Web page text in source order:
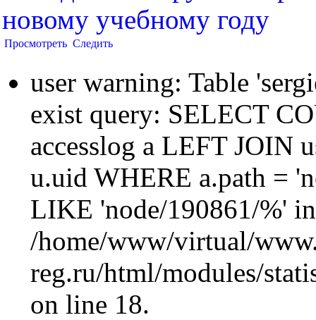
новому учебному году
Просмотреть Следить
user warning: Table
exist query: SELECT
accesslog a LEFT JOIN
u.uid WHERE a.path =
LIKE 'node/190861/%' in
/home/www/virtual/
reg.ru/html/modules/
on line 18.